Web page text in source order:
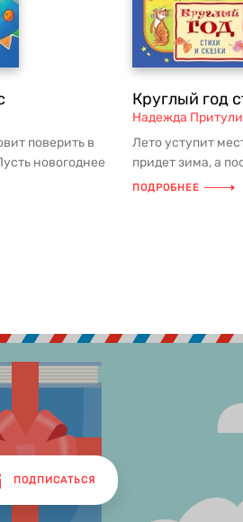
поверить в
новогоднее
Круглый год
Надежда
Лето уступит
придет зима, а
весна — и так
ПОДРОБНЕЕ
ПОДПИСАТЬСЯ